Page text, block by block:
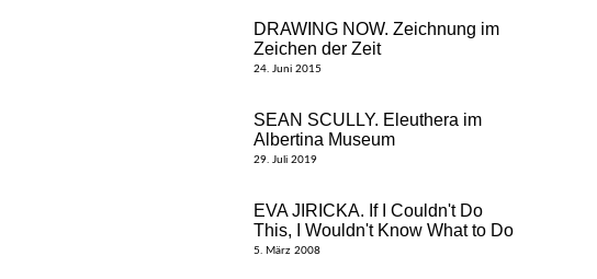
DRAWING NOW. Zeichnung im
Zeichen der Zeit
24. Juni 2015
SEAN SCULLY. Eleuthera im
Albertina Museum
29. Juli 2019
EVA JIRICKA. If I Couldn't Do
This, I Wouldn't Know What to Do
5. März 2008